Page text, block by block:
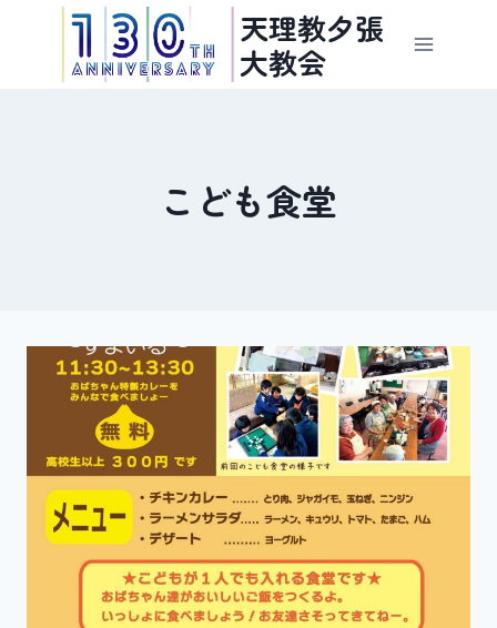
天理教夕張
大教会
こども食堂